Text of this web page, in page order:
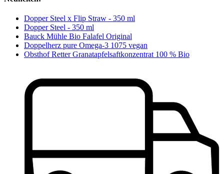
Dopper Steel x Flip Straw - 350 ml
Dopper Steel - 350 ml
Bauck Mühle Bio Falafel Original
Doppelherz pure Omega-3 1075 vegan
Obsthof Retter Granatapfelsaftkonzentrat 100 % Bio